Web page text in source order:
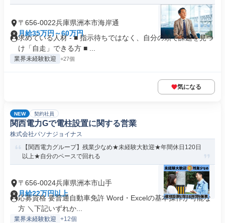
〒656-0022兵庫県洲本市海岸通
月給35万円～60万円
求めている人材 - ■ 指示待ちではなく、自分の頭で課題を見つ
け「自走」できる方 ■ ...
業界未経験歓迎 +27個
気になる
NEW 契約社員
関西電力Gで電柱設置に関する営業
株式会社パソナジョイナス
【関西電力グループ】残業少なめ★未経験大歓迎★年間休日120日
以上★自分のペースで回れる
〒656-0024兵庫県洲本市山手
月給22万円以上
応募資格 要普通自動車免許 Word・Excelの基本操作が可能な
方 ＼下記いずれか...
業界未経験歓迎 +12個